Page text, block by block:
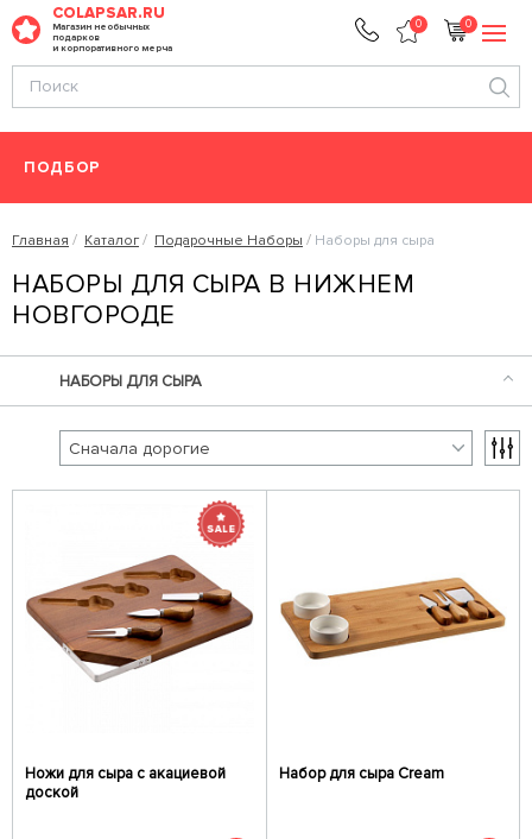
COLAPSAR.RU
Магазин необычных
подарков
и корпоративного мерча
0 0
ПОДБОР
Главная Каталог Подарочные Наборы Наборы для сыра
НАБОРЫ ДЛЯ СЫРА В НИЖНЕМ
НОВГОРОДЕ
НАБОРЫ ДЛЯ СЫРА
Ножи для сыра с акациевой
доской
Набор для сыра Cream